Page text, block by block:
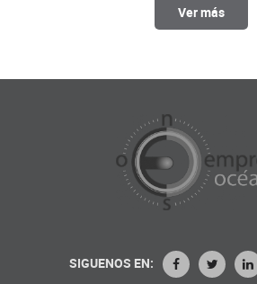
Ver más
SIGUENOS EN: